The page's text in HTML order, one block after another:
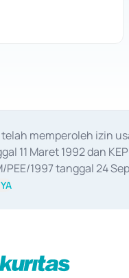
telah memperoleh izin
11 Maret 1992 dan
PEE/1997 tanggal 24
dan